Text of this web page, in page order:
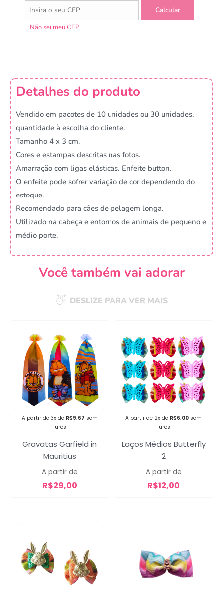
Não sei meu CEP
Detalhes do produto
Vendido em pacotes de 10 unidades ou 30 unidades,
quantidade à escolha do cliente.
Tamanho 4 x 3 cm.
Cores e estampas descritas nas fotos.
Amarração com ligas elásticas. Enfeite button.
O enfeite pode sofrer variação de cor dependendo do
estoque.
Recomendado para cães de pelagem longa.
Utilizado na cabeça e entornos de animais de pequeno e
médio porte.
Você também vai adorar
DESLIZE PARA VER MAIS
A partir de 3x de R$9,67 sem
juros
Gravatas Garfield in
Mauritius
A partir de
R$29,00
A partir de 2x de R$6,00 sem
juros
Laços Médios Butterfly
2
A partir de
R$12,00
Campanha lançada com
sucesso!